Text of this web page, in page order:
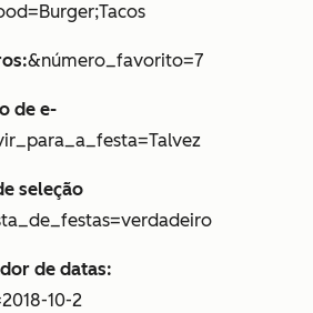
&número_favorito=7
de e-
seleção
de datas:
10-2